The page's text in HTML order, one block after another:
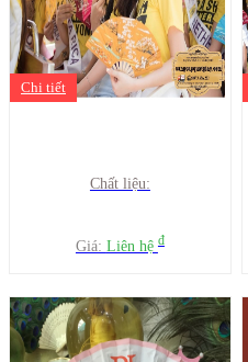
Chi tiết
Chất liệu:
Giá: Liên hệ đ